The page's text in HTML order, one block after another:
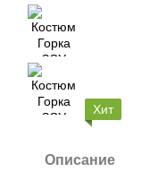
Хит
Описание